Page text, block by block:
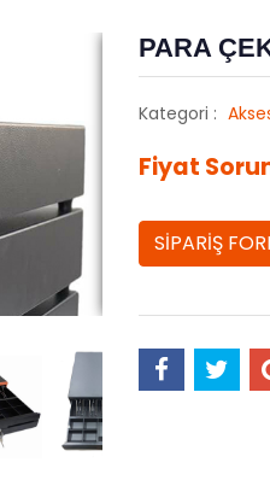
PARA
Kategori :
Fiyat
SİPARİŞ